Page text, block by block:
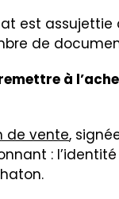
est
de
à
de vente,
: l’identité